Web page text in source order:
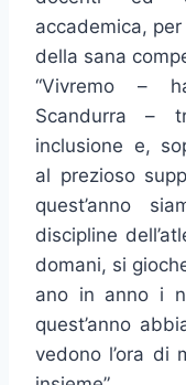
accademica,
della sana
“Vivremo –
Scandurra –
inclusione e,
al prezioso
quest’anno
discipline
domani, si
ano in anno i
quest’anno
vedono l’ora di